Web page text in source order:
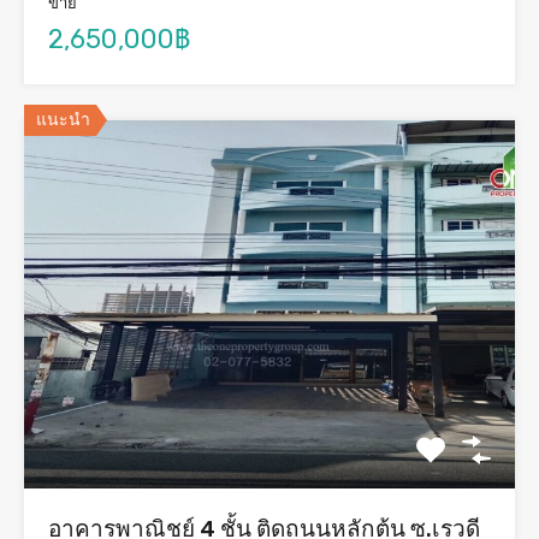
2,650,000฿
แนะนำ
อาคารพาณิชย์ 4 ชั้น ติดถนนหลักต้น ซ.เรวดี